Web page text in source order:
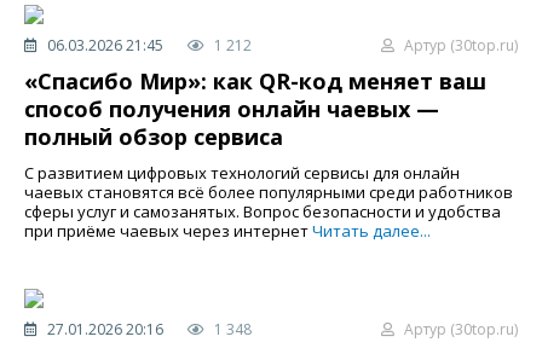
06.03.2026 21:45 1 212 Артур (30top.ru)
«Спасибо Мир»: как QR-код меняет ваш
способ получения онлайн чаевых —
полный обзор сервиса
С развитием цифровых технологий сервисы для онлайн
чаевых становятся всё более популярными среди работников
сферы услуг и самозанятых. Вопрос безопасности и удобства
при приёме чаевых через интернетЧитать далее...
27.01.2026 20:16 1 348 Артур (30top.ru)